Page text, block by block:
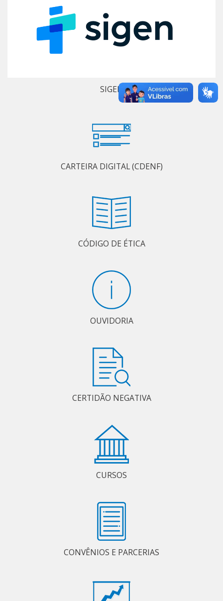
SIGEN
CARTEIRA DIGITAL (CDENF)
CÓDIGO DE ÉTICA
OUVIDORIA
CERTIDÃO NEGATIVA
CURSOS
CONVÊNIOS E PARCERIAS